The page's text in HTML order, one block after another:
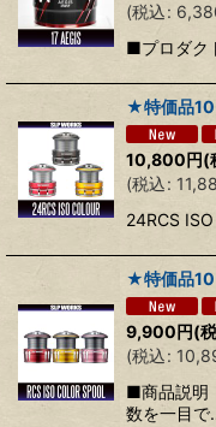
(税込:
■プロダク
★特価品10
10,800円(
(税込:
24RCS
★特価品10
9,900円(
(税込:
■商品説明
数を一目